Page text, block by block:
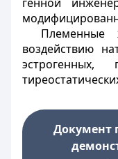
Племенные
воздействию
Документ